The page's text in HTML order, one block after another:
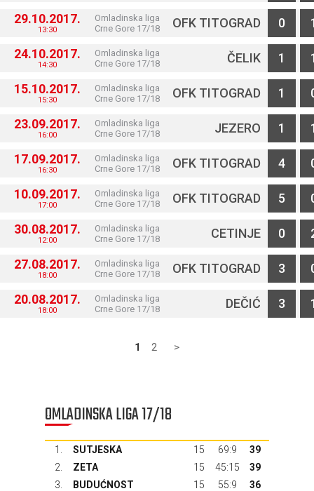
29.10.2017.
13:30
Omladinska liga
Crne Gore 17/18
OFK TITOGRAD 0
24.10.2017.
14:30
Omladinska liga
Crne Gore 17/18
ČELIK 1
15.10.2017.
15:30
Omladinska liga
Crne Gore 17/18
OFK TITOGRAD 1
23.09.2017.
16:00
Omladinska liga
Crne Gore 17/18
JEZERO 1
17.09.2017.
16:30
Omladinska liga
Crne Gore 17/18
OFK TITOGRAD 4
10.09.2017.
17:00
Omladinska liga
Crne Gore 17/18
OFK TITOGRAD 5
30.08.2017.
12:00
Omladinska liga
Crne Gore 17/18
CETINJE 0
27.08.2017.
18:00
Omladinska liga
Crne Gore 17/18
OFK TITOGRAD 3
20.08.2017.
18:00
Omladinska liga
Crne Gore 17/18
DEČIĆ 3
1 2 >
OMLADINSKA LIGA 17/18
1. SUTJESKA 15 69:9
39
2.
ZETA 15 45:15
39
3.
BUDUĆNOST 15 55:9
36